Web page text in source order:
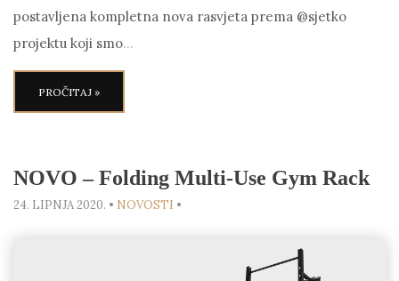
postavljena kompletna nova rasvjeta prema @sjetko
projektu koji smo…
PROČITAJ »
NOVO – Folding Multi-Use Gym Rack
24. LIPNJA 2020. • NOVOSTI •